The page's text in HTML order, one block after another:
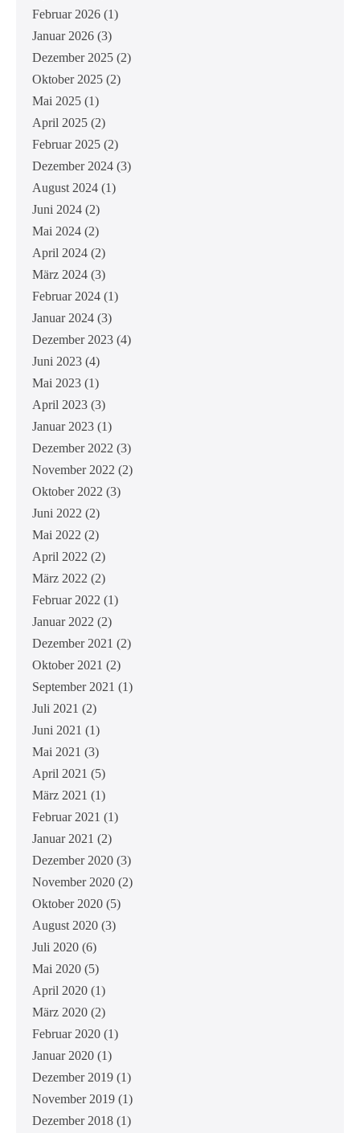
Februar 2026 (1)
Januar 2026 (3)
Dezember 2025 (2)
Oktober 2025 (2)
Mai 2025 (1)
April 2025 (2)
Februar 2025 (2)
Dezember 2024 (3)
August 2024 (1)
Juni 2024 (2)
Mai 2024 (2)
April 2024 (2)
März 2024 (3)
Februar 2024 (1)
Januar 2024 (3)
Dezember 2023 (4)
Juni 2023 (4)
Mai 2023 (1)
April 2023 (3)
Januar 2023 (1)
Dezember 2022 (3)
November 2022 (2)
Oktober 2022 (3)
Juni 2022 (2)
Mai 2022 (2)
April 2022 (2)
März 2022 (2)
Februar 2022 (1)
Januar 2022 (2)
Dezember 2021 (2)
Oktober 2021 (2)
September 2021 (1)
Juli 2021 (2)
Juni 2021 (1)
Mai 2021 (3)
April 2021 (5)
März 2021 (1)
Februar 2021 (1)
Januar 2021 (2)
Dezember 2020 (3)
November 2020 (2)
Oktober 2020 (5)
August 2020 (3)
Juli 2020 (6)
Mai 2020 (5)
April 2020 (1)
März 2020 (2)
Februar 2020 (1)
Januar 2020 (1)
Dezember 2019 (1)
November 2019 (1)
Dezember 2018 (1)